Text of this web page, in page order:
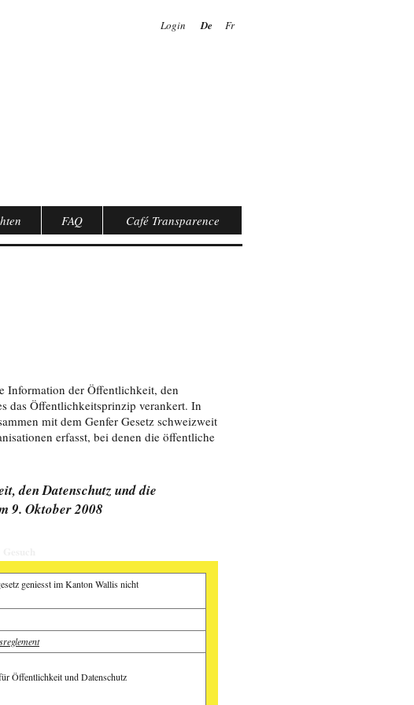
Login De Fr
FAQ Café Transparence
Information der Öffentlichkeit, den
das Öffentlichkeitsprinzip verankert. In
mit dem Genfer Gesetz schweizweit
erfasst, bei denen die öffentliche
den Datenschutz und die
9. Oktober 2008
geniesst im Kanton Wallis nicht
Öffentlichkeit und Datenschutz